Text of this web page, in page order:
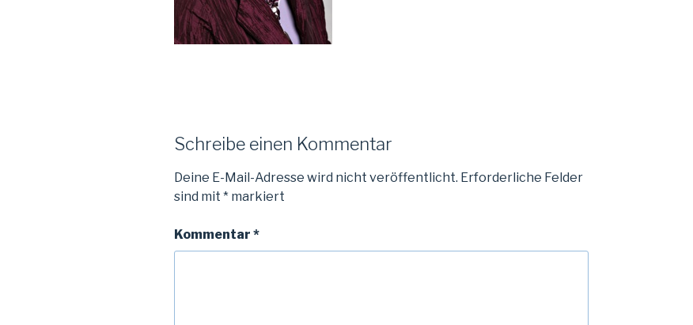
Schreibe einen Kommentar
Deine E-Mail-Adresse wird nicht veröffentlicht. Erforderliche Felder
sind mit * markiert
Kommentar *